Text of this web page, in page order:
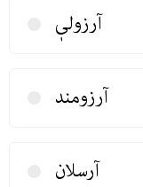
آرزولیٖ
آرزومند
آرسلان